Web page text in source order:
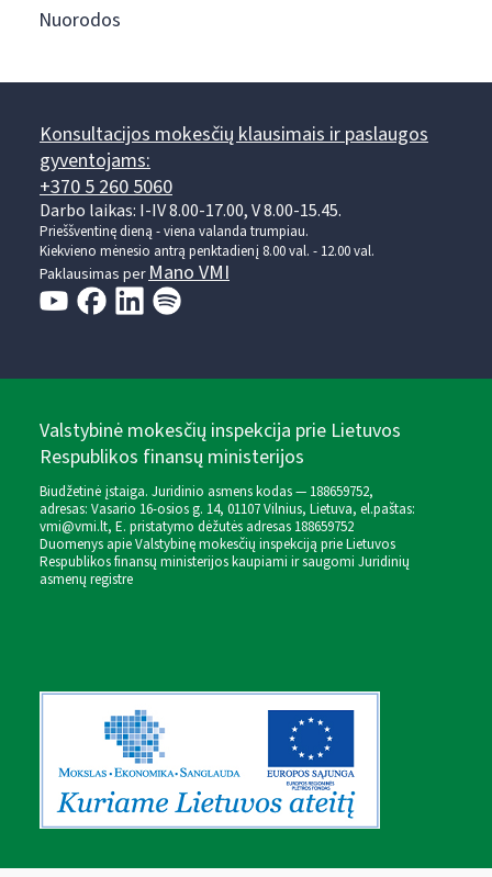
Nuorodos
Konsultacijos mokesčių klausimais ir paslaugos
gyventojams:
+370 5 260 5060
Darbo laikas: I-IV 8.00-17.00, V 8.00-15.45.
Prieššventinę dieną - viena valanda trumpiau.
Kiekvieno mėnesio antrą penktadienį 8.00 val. - 12.00 val.
Paklausimas per Mano VMI
Valstybinė mokesčių inspekcija prie Lietuvos
Respublikos finansų ministerijos
Biudžetinė įstaiga. Juridinio asmens kodas — 188659752,
adresas: Vasario 16-osios g. 14, 01107 Vilnius, Lietuva, el.paštas:
vmi@vmi.lt, E. pristatymo dėžutės adresas 188659752
Duomenys apie Valstybinę mokesčių inspekciją prie Lietuvos
Respublikos finansų ministerijos kaupiami ir saugomi Juridinių
asmenų registre